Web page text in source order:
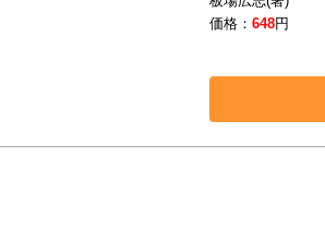
価格：648円